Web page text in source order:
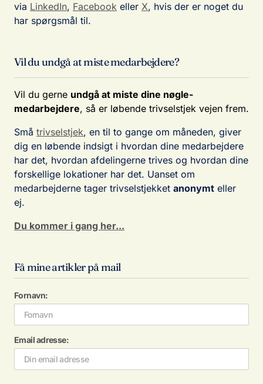
via LinkedIn, Facebook eller X, hvis der er noget du
har spørgsmål til.
Vil du undgå at miste medarbejdere?
Vil du gerne undgå at miste dine nøgle-
medarbejdere, så er løbende trivselstjek vejen frem.
Små trivselstjek, en til to gange om måneden, giver
dig en løbende indsigt i hvordan dine medarbejdere
har det, hvordan afdelingerne trives og hvordan dine
forskellige lokationer har det. Uanset om
medarbejderne tager trivselstjekket anonymt eller
ej.
Du kommer i gang her...
Få mine artikler på mail
Fornavn:
Email adresse: